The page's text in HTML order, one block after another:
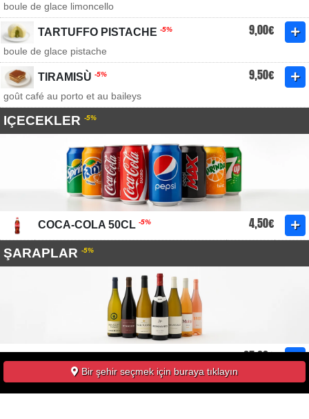
boule de glace limoncello
TARTUFFO PISTACHE -5% 9,00€
boule de glace pistache
TIRAMISÙ -5% 9,50€
goût café au porto et au baileys
IÇECEKLER -5%
COCA-COLA 50CL -5% 4,50€
ŞARAPLAR -5%
-5% 27,00€
vin blanc - puglia, italieBir şehir seçmek için buraya tıklayın